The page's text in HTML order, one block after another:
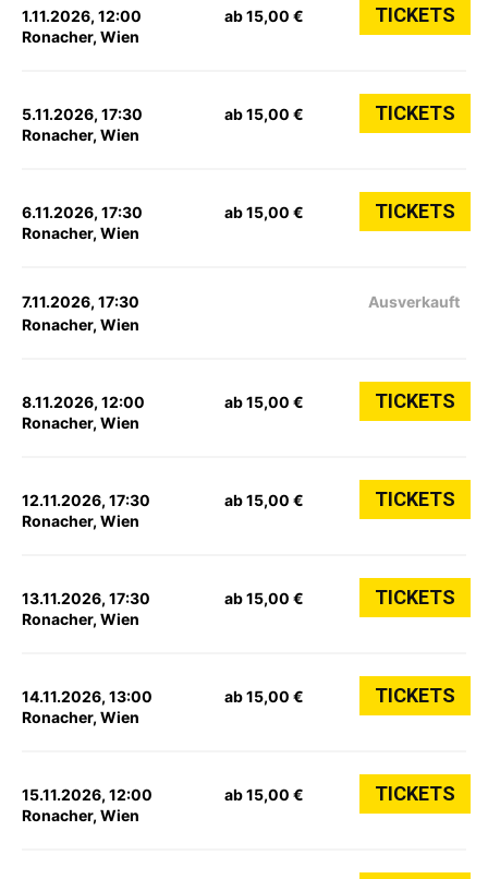
1.11.2026, 12:00
Ronacher, Wien
ab 15,00 € TICKETS
5.11.2026, 17:30
Ronacher, Wien
ab 15,00 € TICKETS
6.11.2026, 17:30
Ronacher, Wien
ab 15,00 € TICKETS
7.11.2026, 17:30
Ronacher, Wien
Ausverkauft
8.11.2026, 12:00
Ronacher, Wien
ab 15,00 € TICKETS
12.11.2026, 17:30
Ronacher, Wien
ab 15,00 € TICKETS
13.11.2026, 17:30
Ronacher, Wien
ab 15,00 € TICKETS
14.11.2026, 13:00
Ronacher, Wien
ab 15,00 € TICKETS
15.11.2026, 12:00
Ronacher, Wien
ab 15,00 € TICKETS